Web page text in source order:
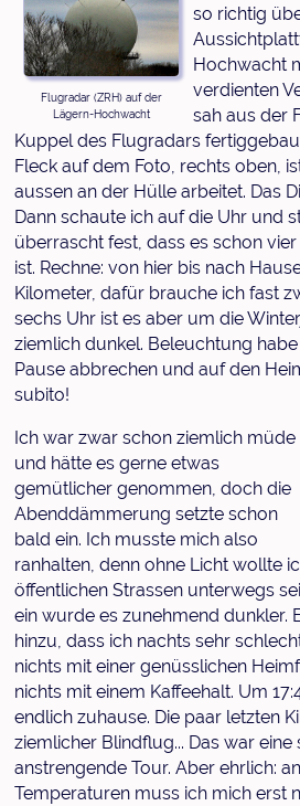
Flugradar (ZRH) auf der
Lägern-Hochwacht
so richtig
Hochwacht
verdienten
sah aus der
Kuppel des Flugradars
Fleck auf dem Foto, rechts oben,
aussen an der Hülle arbeitet. Das
Dann schaute ich auf die Uhr und
überrascht fest, dass es schon
ist. Rechne: von hier bis nach
Kilometer, dafür brauche ich fast
sechs Uhr ist es aber um die
ziemlich dunkel. Beleuchtung
Pause abbrechen und auf den
subito!
Ich war zwar schon ziemlich müde
und hätte es gerne etwas
gemütlicher genommen, doch die
Abenddämmerung setzte schon
bald ein. Ich musste mich also
ranhalten, denn ohne Licht wollte
öffentlichen Strassen unterwegs
ein wurde es zunehmend dunkler.
hinzu, dass ich nachts sehr
nichts mit einer genüsslichen
nichts mit einem Kaffeehalt. Um
endlich zuhause. Die paar letzten
ziemlicher Blindflug... Das war
anstrengende Tour. Aber ehrlich:
Temperaturen muss ich mich erst